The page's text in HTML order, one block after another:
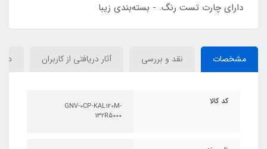
دارای چارت تست رنگ. - بسته‌بندی زیبا
مشخصات نقد و بررسی آثار دریافتی از کاربران
کد کالا
GNV-0CP-KAL120M-
132R5000